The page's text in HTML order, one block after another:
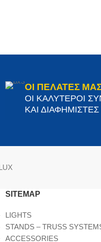
ΟΙ ΠΕΛΑΤΕΣ ΜΑΣ
ΟΙ ΚΑΛΥΤΕΡΟΙ
ΚΑΙ
SITEMAP
LIGHTS
STANDS – TRUSS
ACCESSORIES